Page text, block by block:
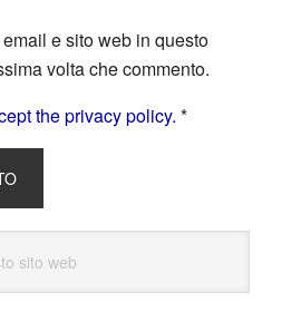
e sito web in questo
volta che commento.
the privacy policy. *